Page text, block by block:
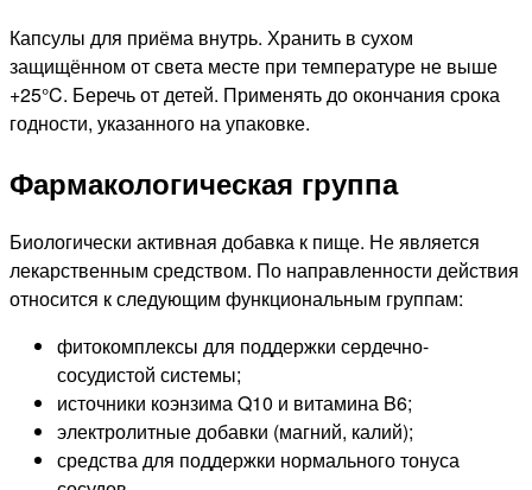
Капсулы для приёма внутрь. Хранить в сухом
защищённом от света месте при температуре не выше
+25°C. Беречь от детей. Применять до окончания срока
годности, указанного на упаковке.
Фармакологическая группа
Биологически активная добавка к пище. Не является
лекарственным средством. По направленности действия
относится к следующим функциональным группам:
фитокомплексы для поддержки сердечно-
сосудистой системы;
источники коэнзима Q10 и витамина B6;
электролитные добавки (магний, калий);
средства для поддержки нормального тонуса